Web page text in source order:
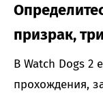
призрак,
В Watch Dogs 2
прохождения,